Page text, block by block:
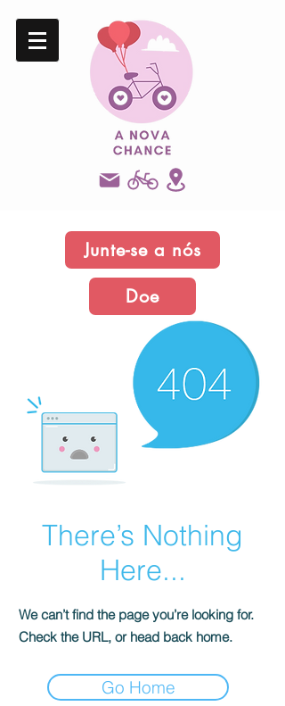
Junte-se a nós
Doe
There’s Nothing
Here...
We can’t find the page you’re looking for.
Check the URL, or head back home.
Go Home